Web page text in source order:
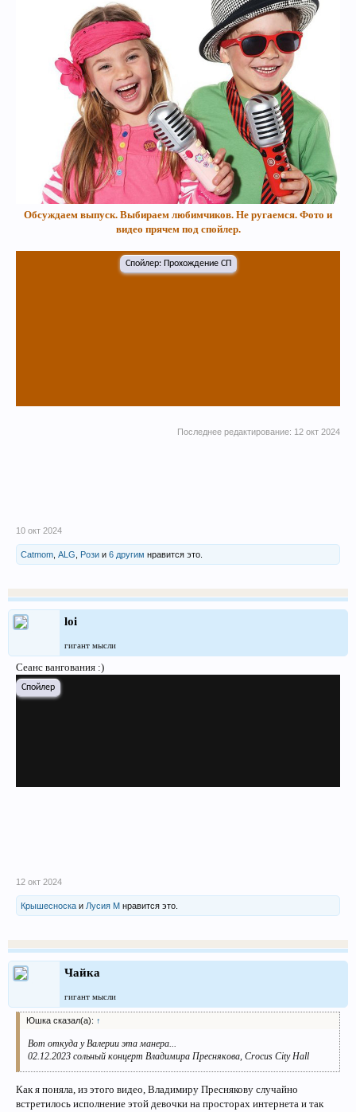
Обсуждаем выпуск. Выбираем любимчиков. Не ругаемся. Фото и
видео прячем под спойлер.
Спойлер: Прохождение СП
Последнее редактирование: 12 окт 2024
10 окт 2024
Catmom ALG Рози и 6 другим нравится это.
loi
гигант мысли
Сеанс вангования :)
Спойлер
12 окт 2024
Крышесноска и Лусия М нравится это.
Чайка
гигант мысли
Юшка сказал(а): ↑
Вот откуда у Валерии эта манера...
02.12.2023 сольный концерт Владимира Преснякова, Crocus City Hall
Как я поняла, из этого видео, Владимиру Преснякову случайно
встретилось исполнение этой девочки на просторах интернета и так